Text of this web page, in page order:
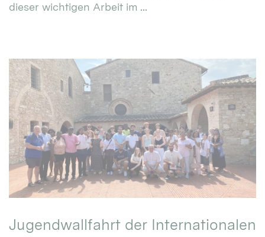
dieser wichtigen Arbeit im ...
Jugendwallfahrt der Internationalen